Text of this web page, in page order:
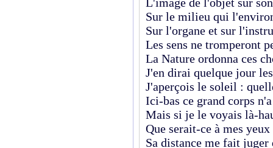
Sur le milieu qui
Sur l'organe et sur
Les sens ne tromperont
La Nature ordonna ces
J'en dirai quelque jour
J'aperçois le soleil :
Ici-bas ce grand corps
Mais si je le voyais là-
Que serait-ce à mes
Sa distance me fait juger